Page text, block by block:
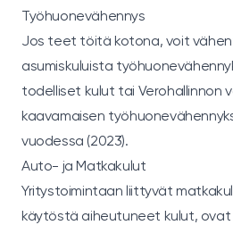
Työhuonevähennys
Jos teet töitä kotona, voit
asumiskuluista
todelliset kulut tai Verohallinnon
kaavamaisen
vuodessa (2023).
Auto- ja Matkakulut
Yritystoimintaan liittyvät
käytöstä aiheutuneet kulut, ovat